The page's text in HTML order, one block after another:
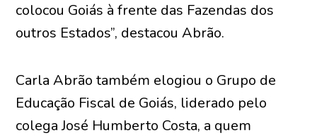
colocou Goiás à frente das Fazendas dos
outros Estados”, destacou Abrão.
Carla Abrão também elogiou o Grupo de
Educação Fiscal de Goiás, liderado pelo
colega José Humberto Costa, a quem